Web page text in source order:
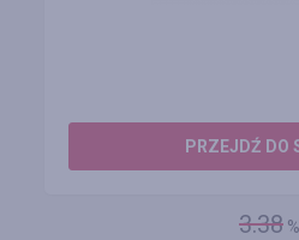
PRZEJDŹ DO
3.38%